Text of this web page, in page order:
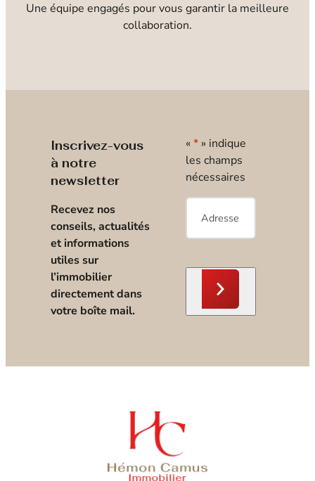
Une équipe engagés pour vous garantir la meilleure
collaboration.
Inscrivez-vous
à notre
newsletter
Recevez nos
conseils, actualités
et informations
utiles sur
l’immobilier
directement dans
votre boîte mail.
« * » indique
les champs
nécessaires
E-
mail*